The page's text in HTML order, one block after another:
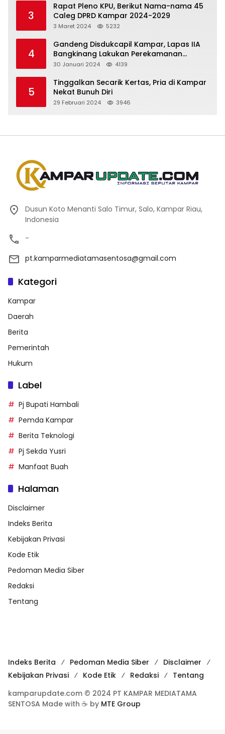
3
Rapat Pleno KPU, Berikut Nama-nama 45
3 Maret 2024 5232
4
Gandeng Disdukcapil Kampar, Lapas IIA
Bangkinang Lakukan Perekamanan
Kependudukan WBP
30 Januari 2024 4139
5
Tinggalkan Secarik Kertas, Pria di Kampar
Nekat Bunuh Diri
29 Februari 2024 3946
Dusun Koto Menanti Salo Timur, Salo, Kampar Riau,
Indonesia
-
pt.kamparmediatamasentosa@gmail.com
Kategori
Kampar
Daerah
Berita
Pemerintah
Hukum
Label
Pj Bupati Hambali
Pemda Kampar
Berita Teknologi
Pj Sekda Yusri
Manfaat Buah
Halaman
Disclaimer
Indeks Berita
Kebijakan Privasi
Kode Etik
Pedoman Media Siber
Redaksi
Tentang
Indeks Berita Pedoman Media Siber
Disclaimer
Kebijakan Privasi
Kode Etik Redaksi
Tentang
kamparupdate.com © 2024 PT KAMPAR MEDIATAMA
SENTOSA Made with ☕ by MTE Group